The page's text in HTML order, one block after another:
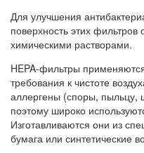
Для улучшения
поверхность этих
химическими растворами.
HEPA-фильтры
требования к чистоте
аллергены (споры,
поэтому широко
Изготавливаются они из
бумага или синтетические